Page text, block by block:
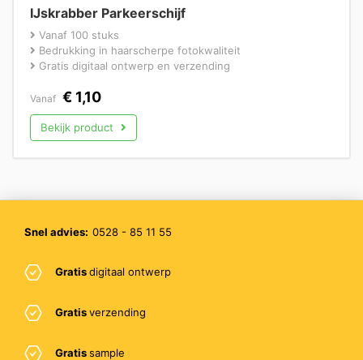
IJskrabber Parkeerschijf
Vanaf 100 stuks
Bedrukking in haarscherpe fotokwaliteit
Gratis digitaal ontwerp en verzending
Vanaf € 1,10
Bekijk product
Snel advies: 0528 - 85 11 55
Gratisdigitaal ontwerp
Gratisverzending
Gratissample